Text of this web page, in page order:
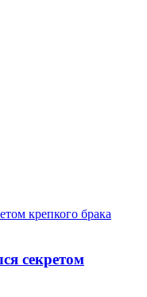
крепкого брака
секретом